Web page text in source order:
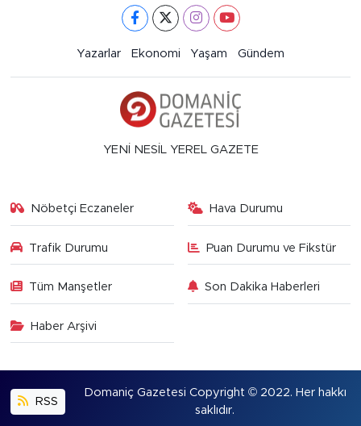
Yazarlar Ekonomi Yaşam Gündem
YENİ NESİL YEREL GAZETE
Nöbetçi Eczaneler Hava Durumu
Trafik Durumu Puan Durumu ve Fikstür
Tüm Manşetler Son Dakika Haberleri
Haber Arşivi
RSS
Domaniç Gazetesi Copyright © 2022. Her hakkı
saklıdır.